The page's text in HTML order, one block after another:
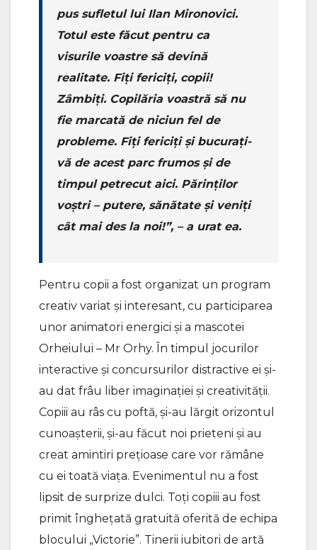
pus sufletul lui Ilan Mironovici.
Totul este făcut pentru ca
visurile voastre să devină
realitate. Fiți fericiți, copii!
Zâmbiți. Copilăria voastră să nu
fie marcată de niciun fel de
probleme. Fiți fericiți și bucurați-
vă de acest parc frumos și de
timpul petrecut aici. Părinților
voștri – putere, sănătate și veniți
cât mai des la noi!”, – a urat ea.
Pentru copii a fost organizat un program
creativ variat și interesant, cu participarea
unor animatori energici și a mascotei
Orheiului – Mr Orhy. În timpul jocurilor
interactive și concursurilor distractive ei și-
au dat frâu liber imaginației și creativității.
Copiii au râs cu poftă, și-au lărgit orizontul
cunoașterii, și-au făcut noi prieteni și au
creat amintiri prețioase care vor rămâne
cu ei toată viața. Evenimentul nu a fost
lipsit de surprize dulci. Toți copiii au fost
primit înghețată gratuită oferită de echipa
blocului „Victorie”. Tinerii iubitori de artă